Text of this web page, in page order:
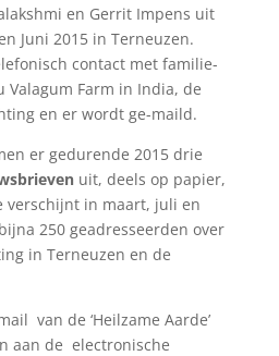
en Gerrit Impens uit
Juni 2015 in Terneuzen.
contact met familie-
Farm in India, de
en er wordt ge-maild.
er gedurende 2015 drie
uit, deels op papier,
verschijnt in maart, juli en
250 geadresseerden over
in Terneuzen en de
van de ‘Heilzame Aarde’
aan de electronische